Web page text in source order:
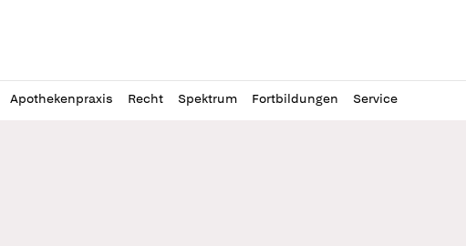
Apothekenpraxis Recht Spektrum Fortbildungen Service